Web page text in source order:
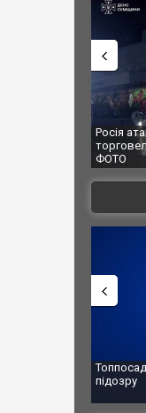
Росія атакувала Суми
торговельний центр,
Топпосадовцю